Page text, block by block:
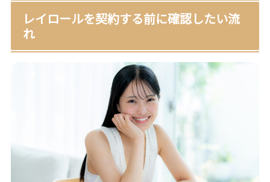
レイロールを契約する前に確認したい流
れ